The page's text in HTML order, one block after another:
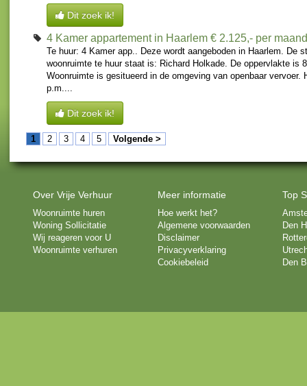
Dit zoek ik!
4 Kamer appartement in Haarlem € 2.125,- per maand
Te huur: 4 Kamer app.. Deze wordt aangeboden in Haarlem. De
woonruimte te huur staat is: Richard Holkade. De oppervlakte is
Woonruimte is gesitueerd in de omgeving van openbaar vervoer.
p.m....
Dit zoek ik!
1 2 3 4 5 Volgende >
Over Vrije Verhuur
Woonruimte huren
Woning Sollicitatie
Wij reageren voor U
Woonruimte verhuren
Meer informatie
Hoe werkt het?
Algemene voorwaarden
Disclaimer
Privacyverklaring
Cookiebeleid
Top
Den
Den